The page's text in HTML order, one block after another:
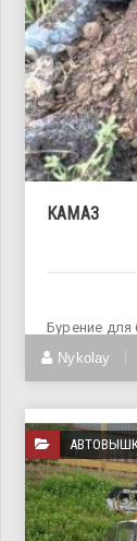
КАМАЗ
Бурение для
диаметр
Nykolay